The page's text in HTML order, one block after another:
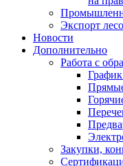
Экспорт
Новости
Дополнительно
Работа с
Закупки,